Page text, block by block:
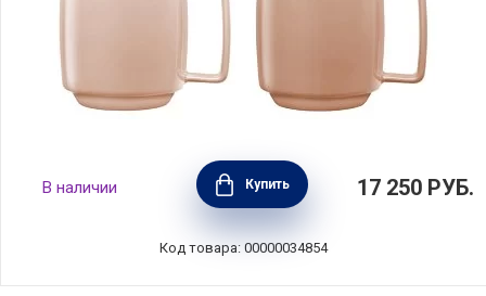
Набор из 6 кружек 350 мл, керамика,
мультиколор, Staub, Франция, 1029095
В наличии Купить 17 250 РУБ.
Код товара: 00000034854